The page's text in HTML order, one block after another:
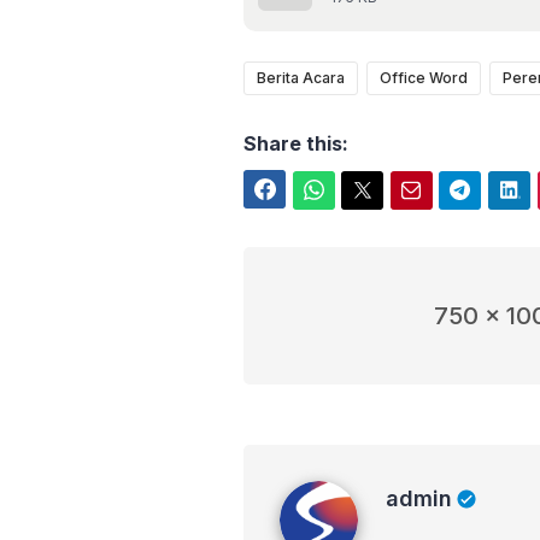
Berita Acara Office Word
Share this:
750 x
admin